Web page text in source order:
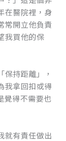
在醫院裡，身
常開立他負責
我買他的保
持距離」，
我拿回扣或得
覺得不需要也
就有責任做出